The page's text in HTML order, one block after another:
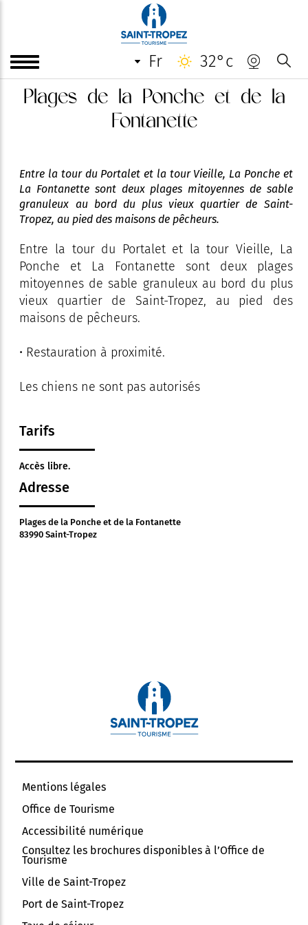
fr 32°c
Plages de la Ponche et de la
Fontanette
Entre la tour du Portalet et la tour Vieille, La Ponche et
La Fontanette sont deux plages mitoyennes de sable
granuleux au bord du plus vieux quartier de Saint-
Tropez, au pied des maisons de pêcheurs.
Entre la tour du Portalet et la tour Vieille, La
Ponche et La Fontanette sont deux plages
mitoyennes de sable granuleux au bord du plus
vieux quartier de Saint-Tropez, au pied des
maisons de pêcheurs.
• Restauration à proximité.
Les chiens ne sont pas autorisés
Tarifs
Accès libre.
Adresse
Plages de la Ponche et de la Fontanette
83990 Saint-Tropez
Mentions légales
Office de Tourisme
Accessibilité numérique
Consultez les brochures disponibles à l’Office de
Tourisme
Ville de Saint-Tropez
Port de Saint-Tropez